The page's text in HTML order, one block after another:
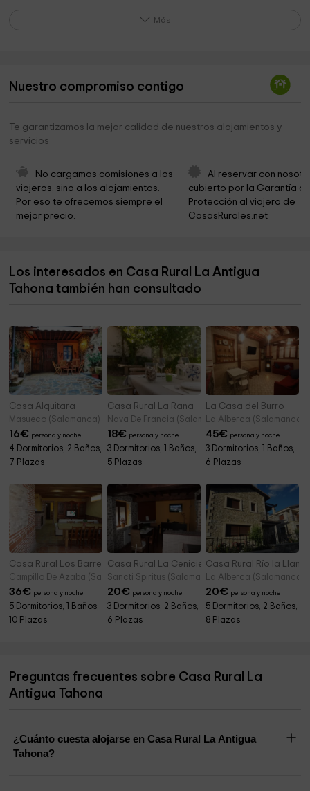
Ruta Pasos Jovenes 2,8 km
Museo-Legado Valeriano Salas
Ayuntamiento de Béjar. Educación, Cultura y Turismo
Museo Municipal de Escultura Mateo Hernández
Ayuntamiento de Béjar 3,4 km
Ayuntamiento De Béjar 3,6 km
Más
Nuestro compromiso contigo
Te garantizamos la mejor calidad de nuestros alojamientos y
servicios
No cargamos comisiones a los
viajeros, sino a los alojamientos.
Por eso te ofrecemos siempre el
mejor precio.
Al reservar con
cubierto por la Garantía
Protección al viajero de
CasasRurales.net
Los interesados en Casa Rural La Antigua
Tahona también han consultado
Casa Alquitara
Masueco (Salamanca)
16€ persona y noche
4 Dormitorios, 2 Baños,
7 Plazas
Casa Rural La Rana
Nava De Francia (Salamanca)
18€ persona y noche
3 Dormitorios, 1 Baños,
5 Plazas
La Casa del Burro
La Alberca (Salamanca)
45€ persona y noche
3 Dormitorios, 1 Baños,
6 Plazas
Casa Rural Los Barreros
Campillo De Azaba (Salamanca)
36€ persona y noche
5 Dormitorios, 1 Baños,
10 Plazas
Casa Rural La Cenicienta
Sancti Spiritus (Salamanca)
20€ persona y noche
3 Dormitorios, 2 Baños,
6 Plazas
Casa Rural Río la Llana
La Alberca (Salamanca)
20€ persona y noche
5 Dormitorios, 2 Baños,
8 Plazas
Preguntas frecuentes sobre Casa Rural La
Antigua Tahona
¿Cuánto cuesta alojarse en Casa Rural La Antigua
Tahona?